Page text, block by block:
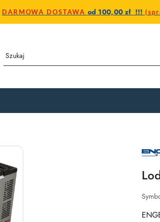
DARMOWA DOSTAWA od 100,00 zł !!!